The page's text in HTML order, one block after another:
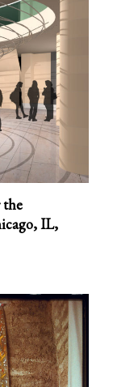
the
IL,